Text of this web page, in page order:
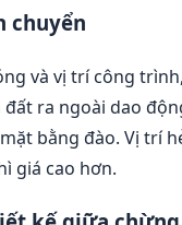
chuyển
và vị trí công
đất ra ngoài dao
mặt bằng đào. Vị trí
giá cao hơn.